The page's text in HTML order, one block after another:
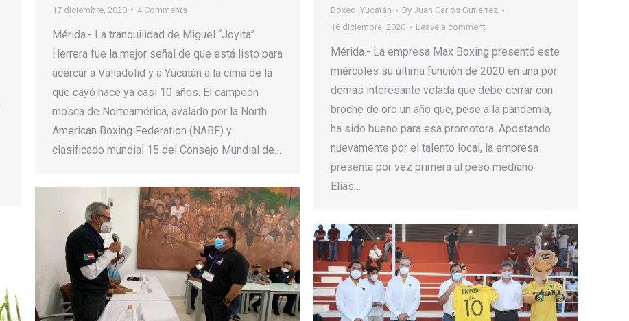
17 diciembre, 2020
4 Comments
Mérida.- La tranquilidad de Miguel “Joyita”
Herrera fue la mejor señal de que está listo para
acercar a Valladolid y a Yucatán a la cima de la
que cayó hace ya casi 10 años. El campeón
mosca de Norteamérica, avalado por la North
American Boxing Federation (NABF) y
clasificado mundial 15 del Consejo Mundial de…
Boxeo, Yucatán By Juan Carlos Gutierrez
16 diciembre, 2020
Leave a comment
Mérida.- La empresa Max Boxing presentó este
miércoles su última función de 2020 en una por
demás interesante velada que debe cerrar con
broche de oro un año que, pese a la pandemia,
ha sido bueno para esa promotora. Apostando
nuevamente por el talento local, la empresa
presenta por vez primera al peso mediano
Elías…